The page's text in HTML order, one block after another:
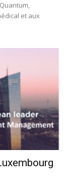
et aux